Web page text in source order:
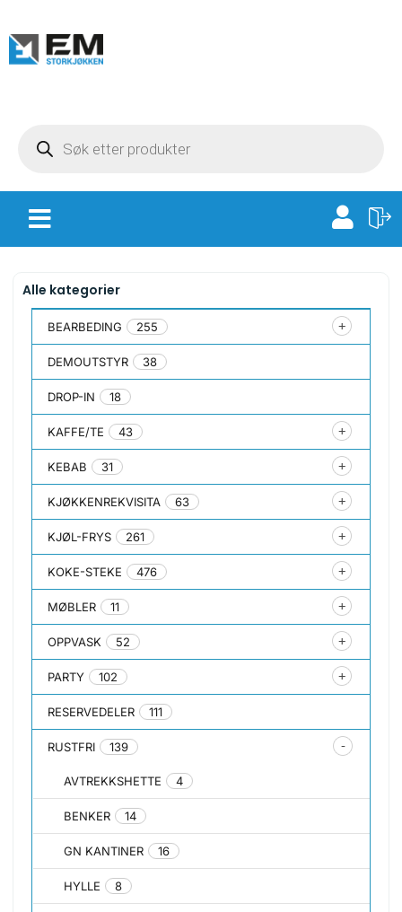
Alle kategorier
BEARBEDING 255
DEMOUTSTYR 38
DROP-IN 18
KAFFE/TE 43
KEBAB 31
KJØKKENREKVISITA 63
KJØL-FRYS 261
KOKE-STEKE 476
MØBLER 11
OPPVASK 52
PARTY 102
RESERVEDELER 111
RUSTFRI 139
AVTREKKSHETTE 4
BENKER 14
GN KANTINER 16
HYLLE 8